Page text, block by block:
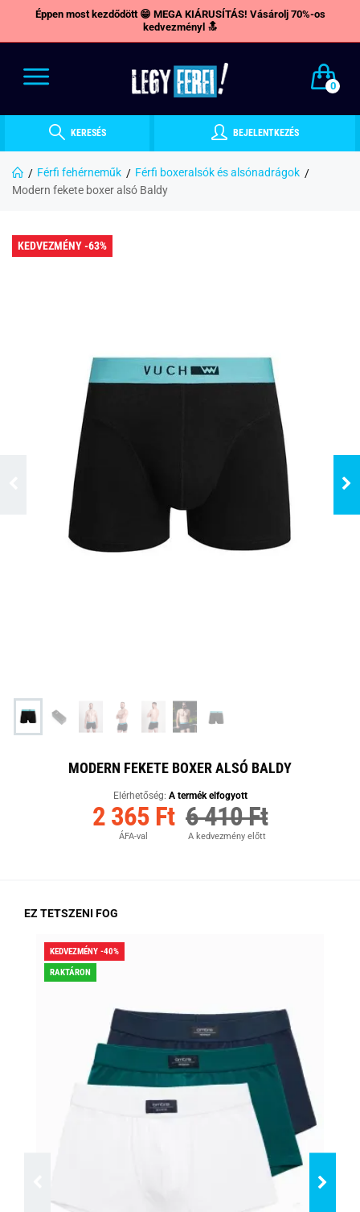
Éppen most kezdődött 😁 MEGA KIÁRUSÍTÁS! Vásárolj 70%-os
kedvezményl 🔝
0
KERESÉS BEJELENTKEZÉS
Férfi fehérneműk
Férfi boxeralsók és alsónadrágok
Modern fekete boxer alsó Baldy
KEDVEZMÉNY -63%
MODERN FEKETE BOXER ALSÓ BALDY
Elérhetőség: A termék elfogyott
2 365 Ft
ÁFA-val
6 410 Ft
A kedvezmény előtt
EZ TETSZENI FOG
KEDVEZMÉNY -40%
RAKTÁRON